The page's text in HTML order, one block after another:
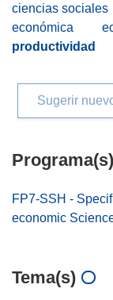
ciencias sociales
económica
productividad
Sugerir
Programa(s)
FP7-SSH -
economic
Tema(s)